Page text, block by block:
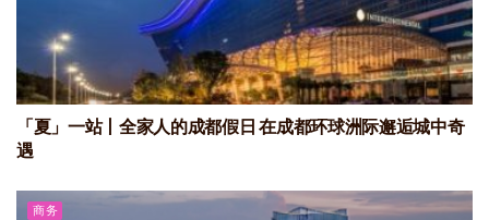
「夏」一站丨全家人的成都假日 在成都环球洲际邂逅城中奇
遇
商务